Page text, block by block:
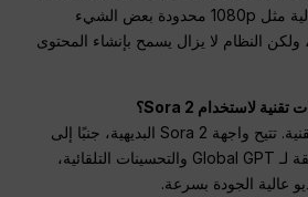
الدقة. قد تكون الدقة العالية مثل 1080p محدودة بعض الشيء
النظام لا يزال يسمح بإنشاء المحتوى
ج: لا تتطلب أي مهارات تقنية. تتيح واجهة Sora 2 البديهية، جنبًا إلى
جنب مع الإعدادات المسبقة لـ Global GPT والتحسينات التلقائية،
عالية الجودة بسرعة.